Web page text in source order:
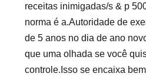
receitas inimigadas/s & p
norma é a.Autoridade de
de 5 anos no dia de ano
que uma olhada se você
controle.Isso se encaixa